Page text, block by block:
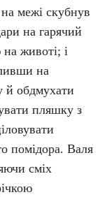
межі скубнув
на гарячий
животі; і
на
й обдмухати
пляшку з
помідора. Валя
сміх